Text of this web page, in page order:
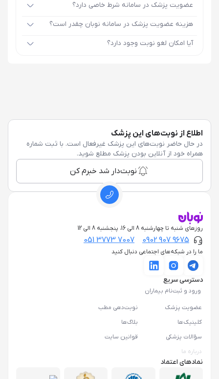
عضویت پزشک در سامانه شرط خاصی دارد؟
هزینه عضویت پزشک در سامانه نوبان چقدر است؟
آیا امکان لغو نوبت وجود دارد؟
اطلاع از نوبت‌های این پزشک
در حال حاضر نوبت‌های این پزشک غیرفعال است. با ثبت شماره
همراه خود از آنلاین بودن پزشک مطلع شوید.
نوبت‌دار شد خبرم کن
روزهای شنبه تا چهارشنبه 8 الی 16، پنجشنبه 8 الی 12
0902 907 9675
051 3773 7007
ما را در شبکه‌های اجتماعی دنبال کنید
دسترسی سریع
ورود و ثبت‌نام بیماران
عضویت پزشک
نوبت‌دهی مطب
کلینیک‌ها
بلاگ‌ها
سؤالات پزشکی
قوانین سایت
درباره ما
نمادهای اعتماد